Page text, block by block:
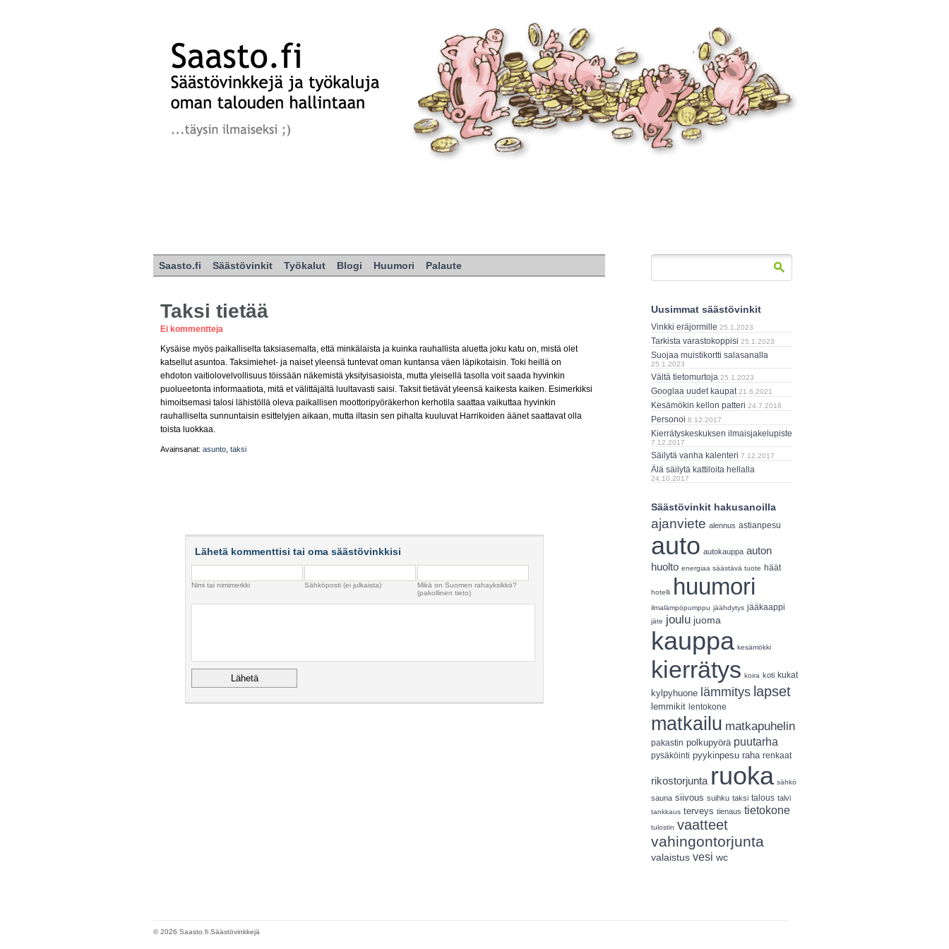
Saasto.fi Säästövinkit Työkalut Blogi Huumori Palaute
Taksi tietää
Ei kommentteja
Kysäise myös paikalliselta taksiasemalta, että minkälaista ja kuinka rauhallista aluetta joku katu on, mistä olet
katsellut asuntoa. Taksimiehet- ja naiset yleensä tuntevat oman kuntansa väen läpikotaisin. Toki heillä on
ehdoton vaitiolovelvollisuus töissään näkemistä yksityisasioista, mutta yleisellä tasolla voit saada hyvinkin
puolueetonta informaatiota, mitä et välittäjältä luultavasti saisi. Taksit tietävät yleensä kaikesta kaiken. Esimerkiksi
himoitsemasi talosi lähistöllä oleva paikallisen moottoripyöräkerhon kerhotila saattaa vaikuttaa hyvinkin
rauhalliselta sunnuntaisin esittelyjen aikaan, mutta iltasin sen pihalta kuuluvat Harrikoiden äänet saattavat olla
toista luokkaa.
Avainsanat: asunto taksi
Lähetä kommenttisi tai oma säästövinkkisi
Nimi tai nimimerkki Sähköposti (ei julkaista)
Mikä on Suomen rahayksikkö?
(pakollinen tieto)
Uusimmat säästövinkit
Vinkki eräjormille 25.1.2023
Tarkista varastokoppisi 25.1.2023
Suojaa muistikortti salasanalla
25.1.2023
Vältä tietomurtoja 25.1.2023
Googlaa uudet kaupat 21.6.2021
Kesämökin kellon patteri 24.7.2018
Personoi 8.12.2017
Kierrätyskeskuksen ilmaisjakelupiste
7.12.2017
Säilytä vanha kalenteri 7.12.2017
Älä säilytä kattiloita hellalla
24.10.2017
Säästövinkit hakusanoilla
ajanviete alennus astianpesu
auto autokauppa auton
huolto energiaa säästävä tuote häät
hotelli huumori
ilmalämpöpumppu jäähdytys jääkaappi
jäte joulu juoma
kauppa kesämökki
kierrätys koira koti kukat
kylpyhuone lämmitys lapset
lemmikit lentokone
matkailu matkapuhelin
pakastin polkupyörä puutarha
pysäköinti pyykinpesu raha renkaat
rikostorjunta ruoka sähkö
sauna siivous suihku taksi talous talvi
tankkaus terveys tienaus tietokone
tulostin vaatteet
vahingontorjunta
valaistus vesi wc
© 2026 Saasto.fi Säästövinkkejä